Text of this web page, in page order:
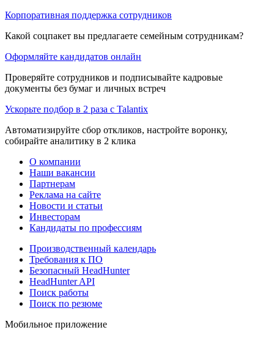
Корпоративная поддержка сотрудников
Какой соцпакет вы предлагаете семейным сотрудникам?
Оформляйте кандидатов онлайн
Проверяйте сотрудников и подписывайте кадровые
документы без бумаг и личных встреч
Ускорьте подбор в 2 раза с Talantix
Автоматизируйте сбор откликов, настройте воронку,
собирайте аналитику в 2 клика
О компании
Наши вакансии
Партнерам
Реклама на сайте
Новости и статьи
Инвесторам
Кандидаты по профессиям
Производственный календарь
Требования к ПО
Безопасный HeadHunter
HeadHunter API
Поиск работы
Поиск по резюме
Мобильное приложение